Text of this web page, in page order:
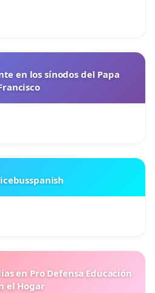
en los sínodos del Papa
en Pro Defensa Educación
el Hogar